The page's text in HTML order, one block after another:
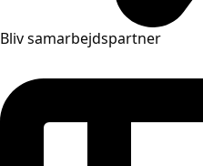
Bliv samarbejdspartner